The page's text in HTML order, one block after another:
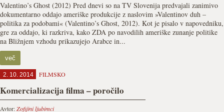
Valentino’s Ghost (2012) Pred dnevi so na TV Slovenija predvajali zanimivo
dokumentarno oddajo ameriške produkcije z naslovim »Valentinov duh –
politika za podobami« (Valentino’s Ghost, 2012). Kot je pisalo v napovedniku,
gre za oddajo, ki razkriva, kako ZDA po navodilih ameriške zunanje politike
na Bližnjem vzhodu prikazujejo Arabce in...
več
2. 10. 2014 FILMSKO
Komercializacija filma – poročilo
Avtor:Zofijini ljubimci